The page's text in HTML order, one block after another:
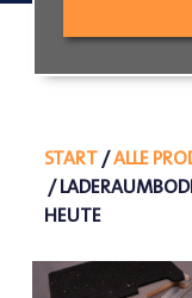
START/ALLE
/
HEUTE